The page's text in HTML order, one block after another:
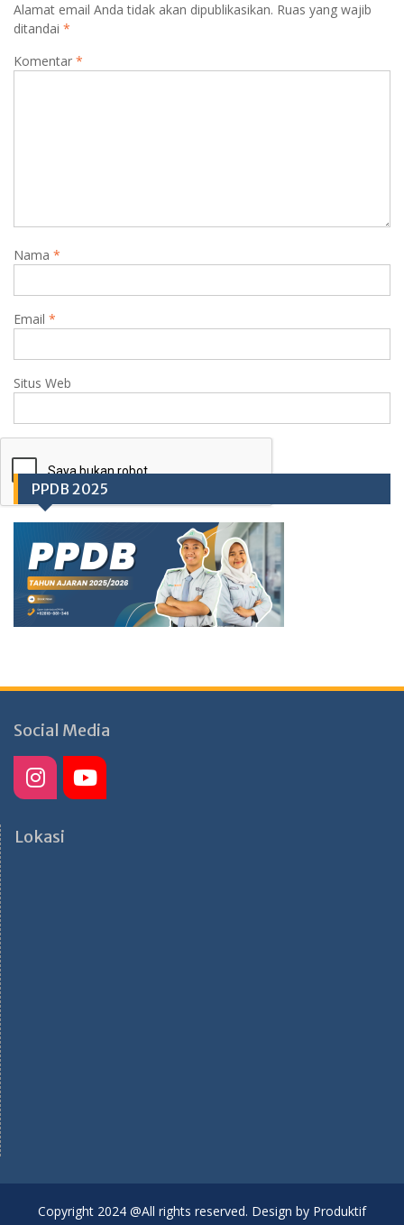
Alamat email Anda tidak akan dipublikasikan. Ruas yang wajib
ditandai *
Komentar *
Nama *
Email *
Situs Web
PPDB 2025
Social Media
Lokasi
Copyright 2024 @All rights reserved. Design by Produktif